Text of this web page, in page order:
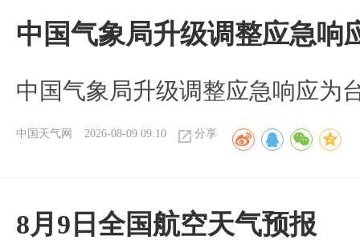
中国气象局升级调整应急响
中国气象局升级调整应急响应为
中国天气网 2026-08-09 09:10 分享
8月9日全国航空天气预报